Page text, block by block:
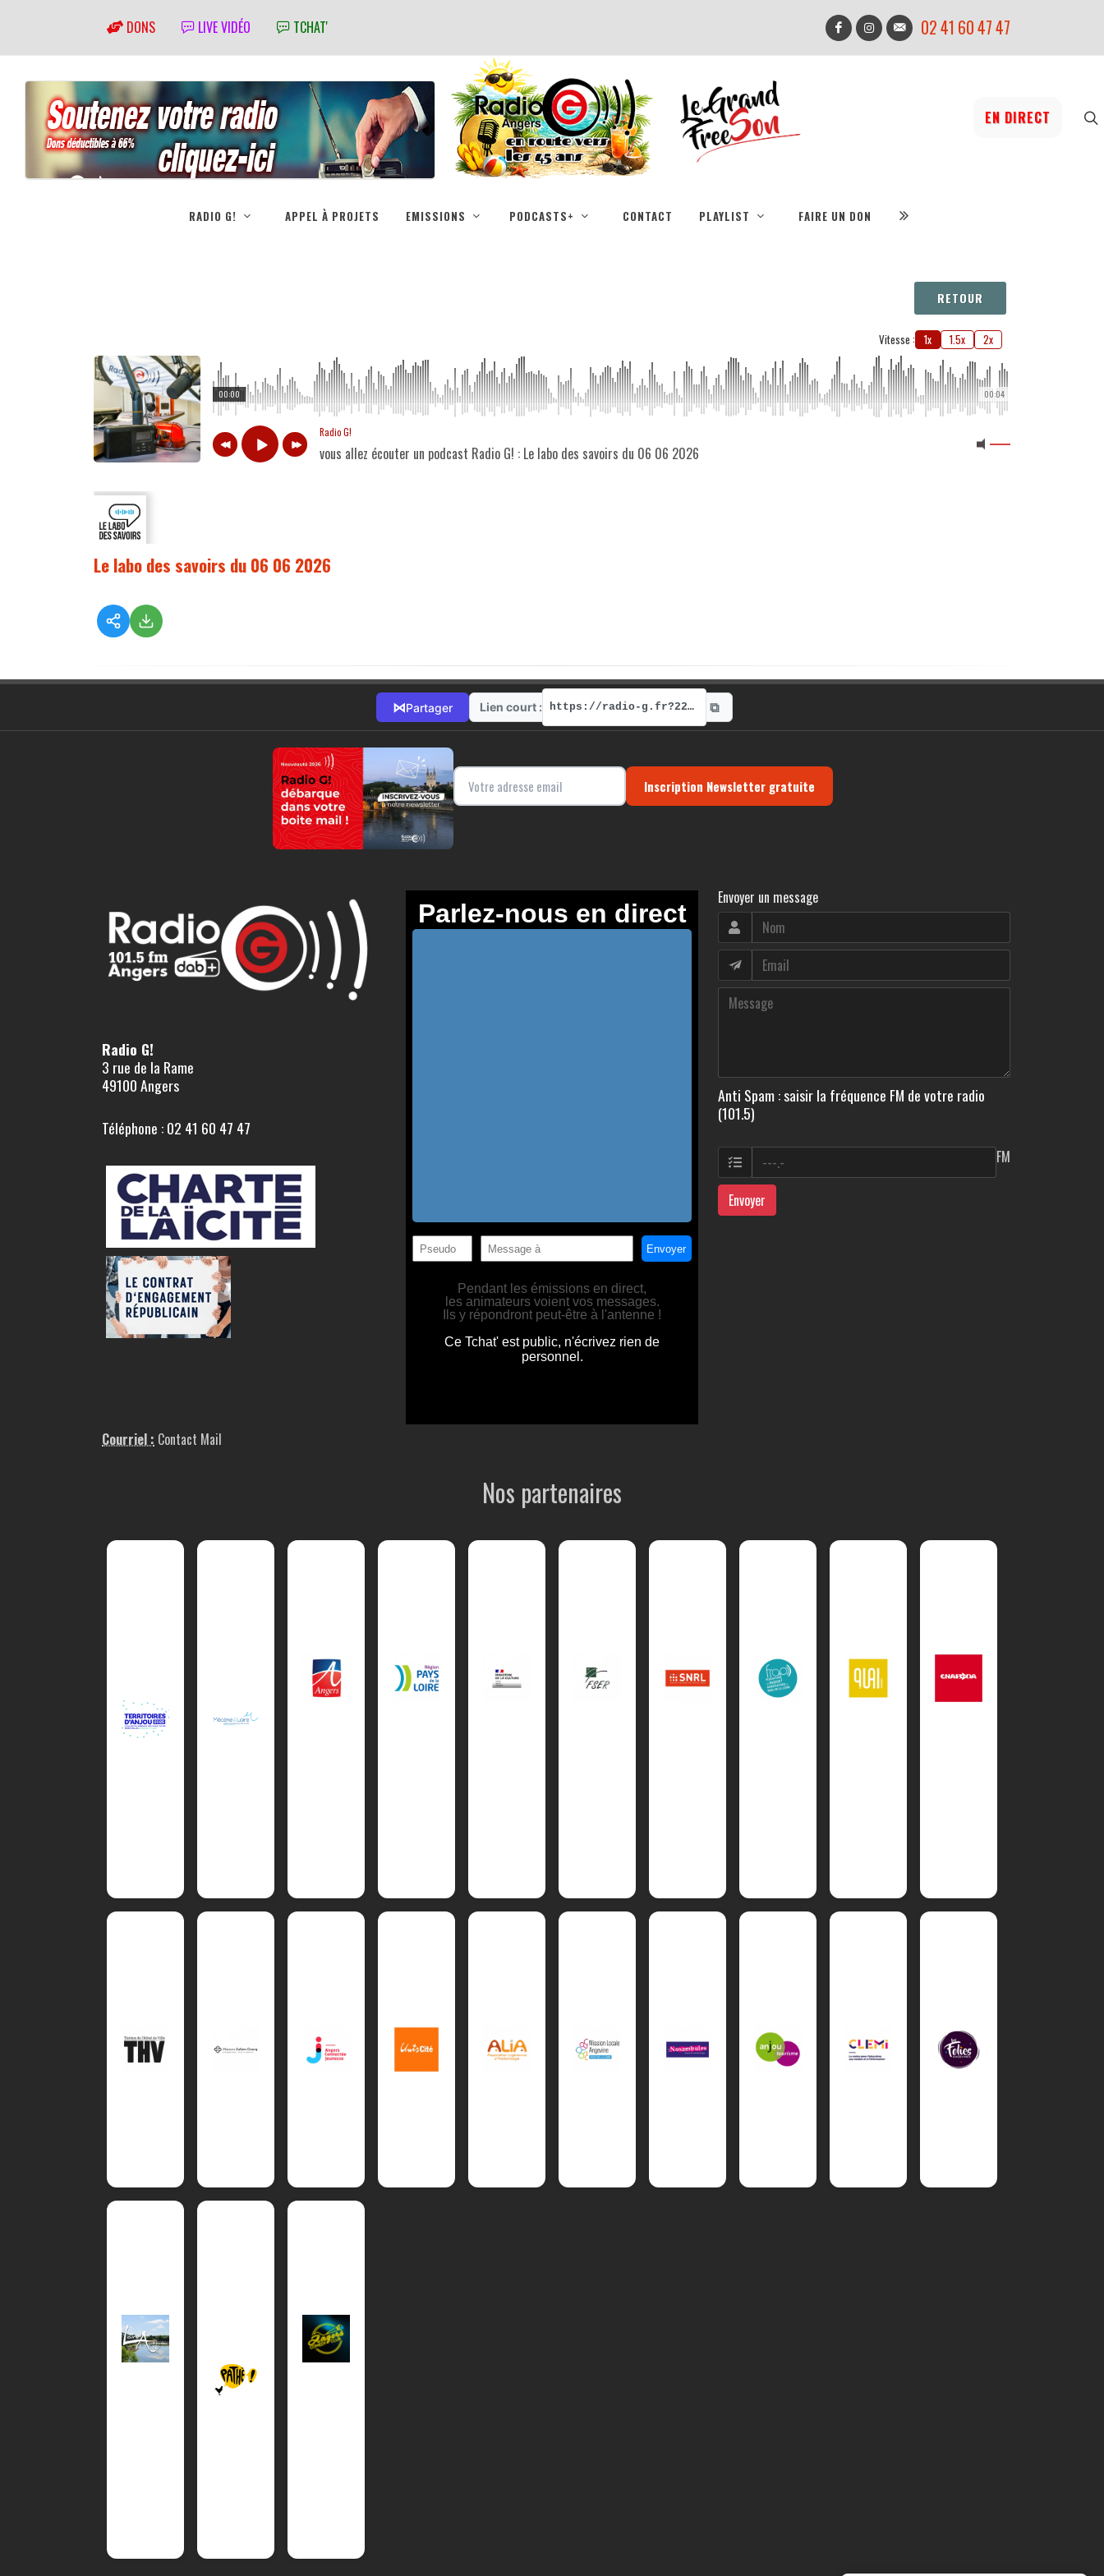
DONS LIVE VIDÉO TCHAT' 02 41 60 47 47
EN DIRECT
RADIO G! APPEL À PROJETS EMISSIONS PODCASTS+ CONTACT PLAYLIST FAIRE UN DON
RETOUR
Vitesse : 1x 1.5x 2x
00:04
00:00
Radio G!
vous allez écouter un podcast Radio G! : Le labo des savoirs du 06 06 2026
Le labo des savoirs du 06 06 2026
⋈Partager Lien court : https://radio-g.fr?22207 ⧉
Inscription Newsletter gratuite
Radio G!
3 rue de la Rame
49100 Angers
Téléphone : 02 41 60 47 47
Courriel : Contact Mail
Envoyer un message
Anti Spam : saisir la fréquence FM de votre radio
(101.5)
FM
Envoyer
Nos partenaires